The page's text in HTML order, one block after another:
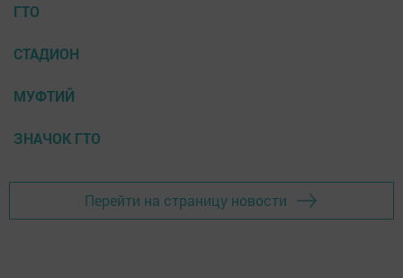
ГТО
СТАДИОН
МУФТИЙ
ЗНАЧОК ГТО
Перейти на страницу новости